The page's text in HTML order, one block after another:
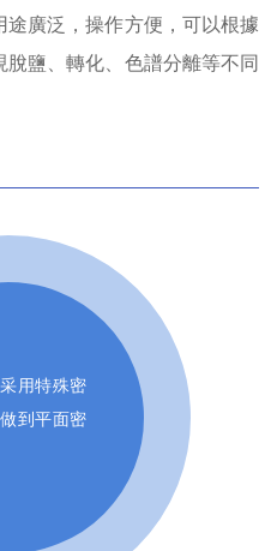
廣泛，操作方便，可以根據
鹽、轉化、色譜分離等不同
用特殊密
到平面密